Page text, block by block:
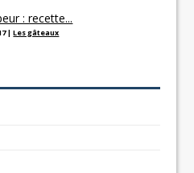
: recette...
|Les gâteaux